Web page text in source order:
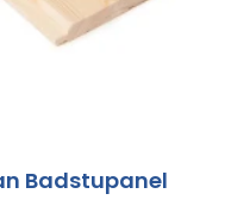
Badstupanel